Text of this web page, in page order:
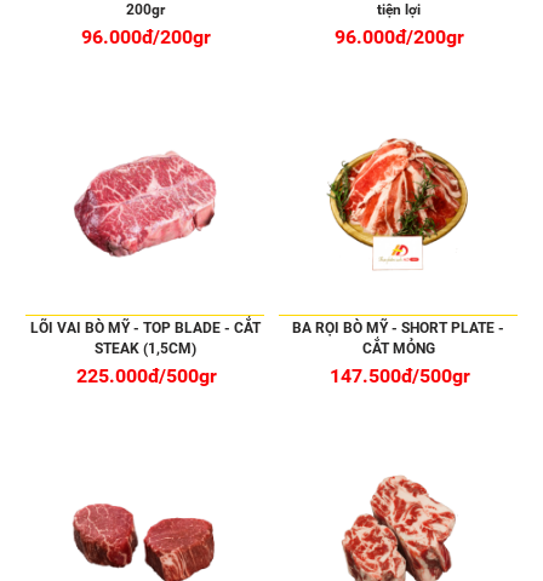
200gr
96.000đ/200gr
tiện lợi
96.000đ/200gr
LÕI VAI BÒ MỸ - TOP BLADE - CẮT
STEAK (1,5CM)
225.000đ/500gr
BA RỌI BÒ MỸ - SHORT PLATE -
CẮT MỎNG
147.500đ/500gr